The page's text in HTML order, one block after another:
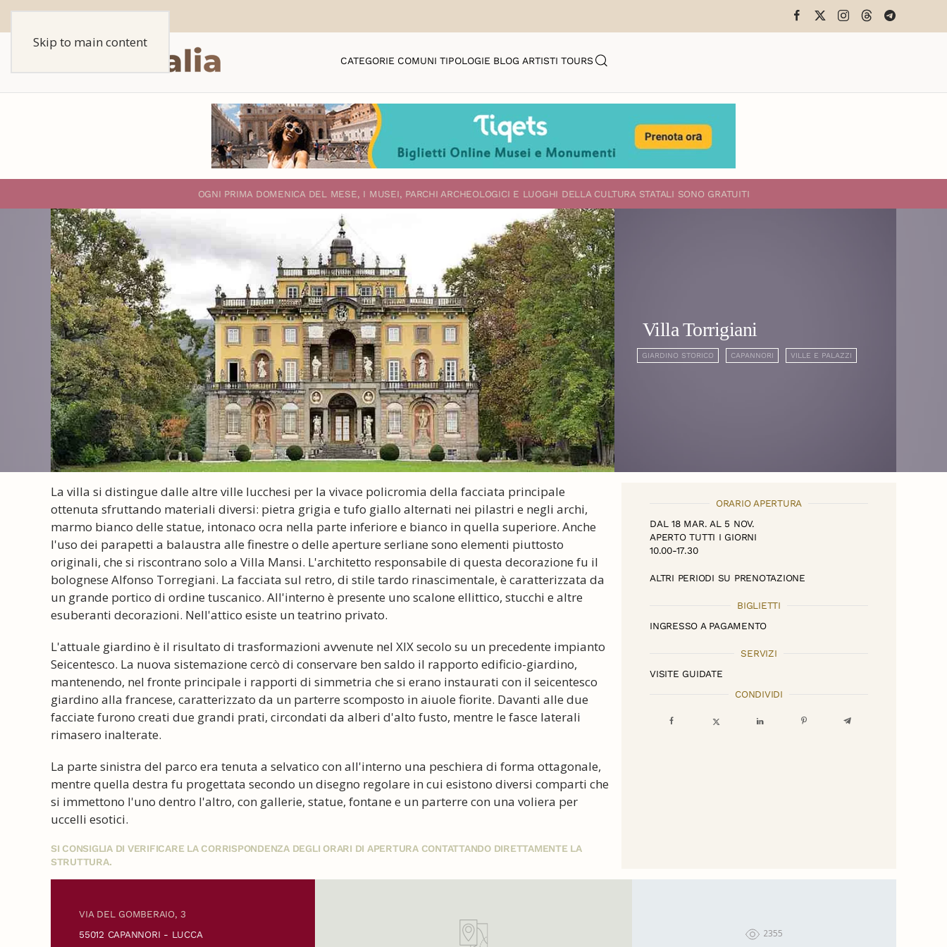
Skip to main content
CATEGORIE COMUNI TIPOLOGIE BLOG ARTISTI TOURS
OGNI PRIMA DOMENICA DEL MESE, I MUSEI, PARCHI ARCHEOLOGICI E LUOGHI DELLA CULTURA STATALI SONO GRATUITI
Villa Torrigiani
GIARDINO STORICO CAPANNORI VILLE E PALAZZI
La villa si distingue dalle altre ville lucchesi per la vivace policromia della facciata principale
ottenuta sfruttando materiali diversi: pietra grigia e tufo giallo alternati nei pilastri e negli archi,
marmo bianco delle statue, intonaco ocra nella parte inferiore e bianco in quella superiore. Anche
l'uso dei parapetti a balaustra alle finestre o delle aperture serliane sono elementi piuttosto
originali, che si riscontrano solo a Villa Mansi. L'architetto responsabile di questa decorazione fu il
bolognese Alfonso Torregiani. La facciata sul retro, di stile tardo rinascimentale, è caratterizzata da
un grande portico di ordine tuscanico. All'interno è presente uno scalone ellittico, stucchi e altre
esuberanti decorazioni. Nell'attico esiste un teatrino privato.
L'attuale giardino è il risultato di trasformazioni avvenute nel XIX secolo su un precedente impianto
Seicentesco. La nuova sistemazione cercò di conservare ben saldo il rapporto edificio-giardino,
mantenendo, nel fronte principale i rapporti di simmetria che si erano instaurati con il seicentesco
giardino alla francese, caratterizzato da un parterre scomposto in aiuole fiorite. Davanti alle due
facciate furono creati due grandi prati, circondati da alberi d'alto fusto, mentre le fasce laterali
rimasero inalterate.
La parte sinistra del parco era tenuta a selvatico con all'interno una peschiera di forma ottagonale,
mentre quella destra fu progettata secondo un disegno regolare in cui esistono diversi comparti che
si immettono l'uno dentro l'altro, con gallerie, statue, fontane e un parterre con una voliera per
uccelli esotici.
SI CONSIGLIA DI VERIFICARE LA CORRISPONDENZA DEGLI ORARI DI APERTURA CONTATTANDO DIRETTAMENTE LA
STRUTTURA.
ORARIO APERTURA
DAL 18 MAR. AL 5 NOV.
APERTO TUTTI I GIORNI
10.00-17.30
ALTRI PERIODI SU PRENOTAZIONE
BIGLIETTI
INGRESSO A PAGAMENTO
SERVIZI
VISITE GUIDATE
CONDIVIDI
VIA DEL GOMBERAIO, 3
55012 CAPANNORI - LUCCA
2355